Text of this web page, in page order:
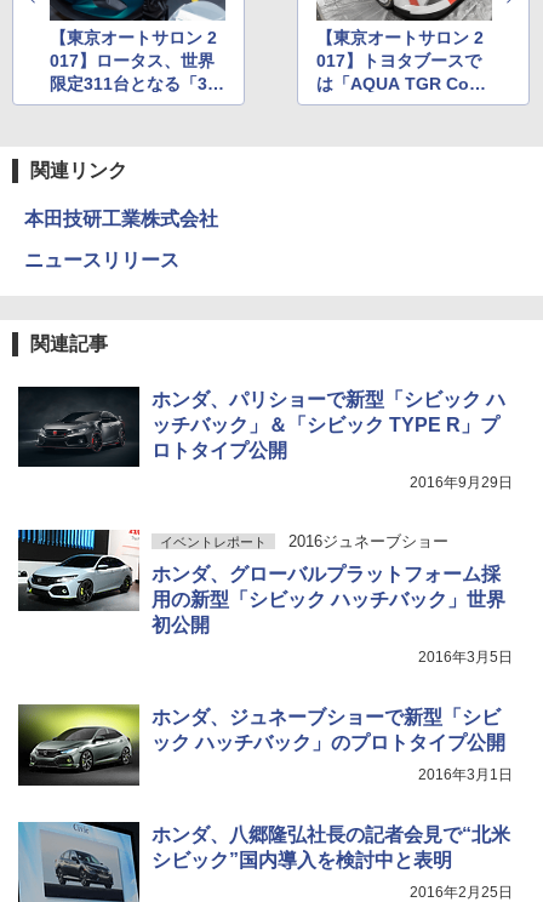
【東京オートサロン 2
017】ロータス、世界
限定311台となる「3-E
leven」のロードバー
【東京オートサロン 2
017】トヨタブースで
は「AQUA TGR Conc
ept ROAD CAR CON
関連リンク
本田技研工業株式会社
ニュースリリース
関連記事
ホンダ、パリショーで新型「シビック ハ
ッチバック」＆「シビック TYPE R」プ
ロトタイプ公開
2016年9月29日
イベントレポート 2016ジュネーブショー
ホンダ、グローバルプラットフォーム採
用の新型「シビック ハッチバック」世界
初公開
2016年3月5日
ホンダ、ジュネーブショーで新型「シビ
ック ハッチバック」のプロトタイプ公開
2016年3月1日
ホンダ、八郷隆弘社長の記者会見で“北米
シビック”国内導入を検討中と表明
2016年2月25日